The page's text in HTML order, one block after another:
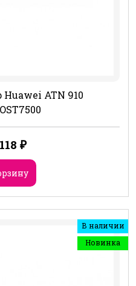
ATN 910
₽
В наличии
Новинка